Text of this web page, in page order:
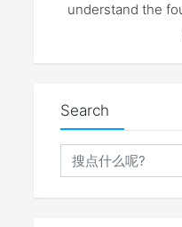
understand the
Search